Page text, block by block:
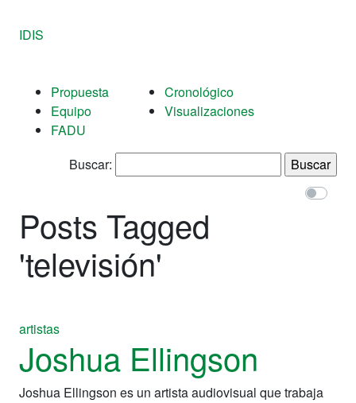
IDIS
Propuesta
Equipo
FADU
Cronológico
Visualizaciones
Buscar:
Posts Tagged
'televisión'
artistas
Joshua Ellingson
Joshua Ellingson es un artista audiovisual que trabaja